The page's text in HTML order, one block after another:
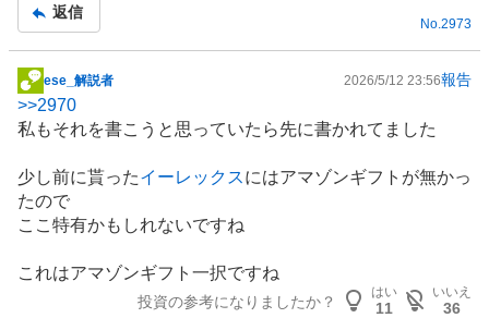
返信
No. 2973
掲
示
板
事
ese_解説者 2026/5/12 23:56報告
>>2970
私もそれを書こうと思っていたら先に書かれてました
少し前に貰ったイーレックスにはアマゾンギフトが無かっ
たので
ここ特有かもしれないですね
これはアマゾンギフト一択ですね
投資の参考になりましたか？
はい
11
いいえ
36